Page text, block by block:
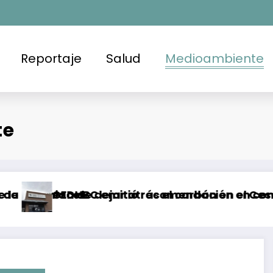
Reportaje Salud Medioambiente
atrás el carbón en el Cesar, Colombia
emitió recomendación en contra de la FGE y
Brote de